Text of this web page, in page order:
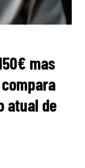
mas
atual de